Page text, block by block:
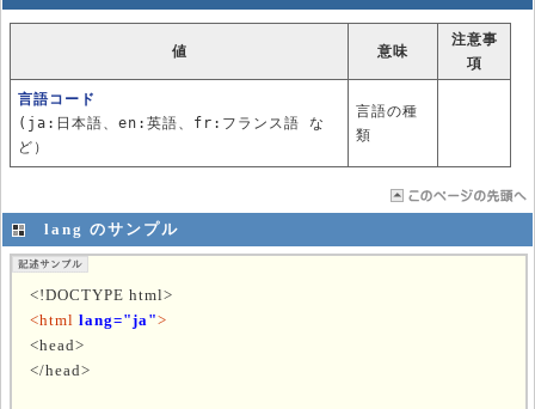
値 意味
注意事
項
言語コード
(ja:日本語、en:英語、fr:フランス語 な
ど）
言語の種
類
lang のサンプル
<!DOCTYPE html>
<html lang="ja">
<head>
</head>